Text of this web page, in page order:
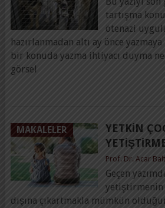
tartışma
ötenazi
hazırlanmadan altı ay önce
bir konuda yazma ihtiyacı duyma
görsel
MAKALELER
YETKIN
Prof. Dr. Acar
Geçen
yetiştirmenin
dışına çıkartmakla mümkün